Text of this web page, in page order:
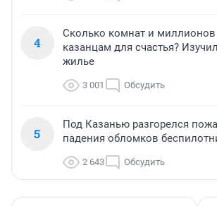
4
Сколько комнат и
казанцам для счастья?
жилье
3 001 Обсудить
5
Под Казанью разгорелся
падения обломков
2 643 Обсудить